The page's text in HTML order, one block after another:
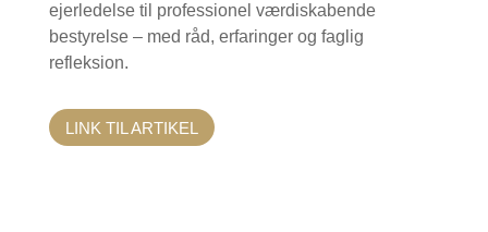
ejerledelse til professionel værdiskabende
bestyrelse – med råd, erfaringer og faglig
refleksion.
LINK TIL ARTIKEL